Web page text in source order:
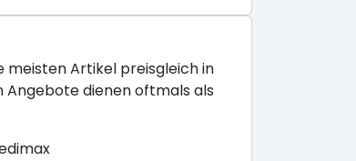
meisten Artikel preisgleich in
Angebote dienen oftmals als